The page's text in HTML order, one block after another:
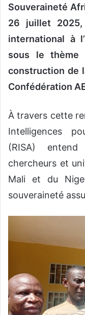
Souveraineté
26 juillet
international à
sous le thème
construction de
Confédération
À travers cette
Intelligences
(RISA)
chercheurs et
Mali et du
souveraineté